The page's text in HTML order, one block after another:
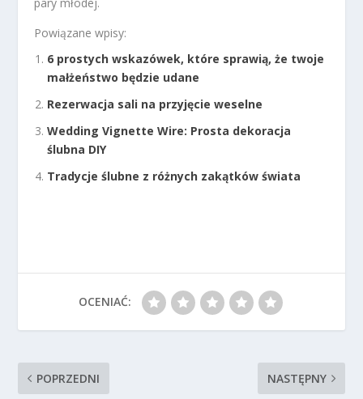
Powiązane wpisy:
6 prostych wskazówek, które sprawią, że twoje
małżeństwo będzie udane
Rezerwacja sali na przyjęcie weselne
Wedding Vignette Wire: Prosta dekoracja
ślubna DIY
Tradycje ślubne z różnych zakątków świata
OCENIAĆ:
POPRZEDNI NASTĘPNY